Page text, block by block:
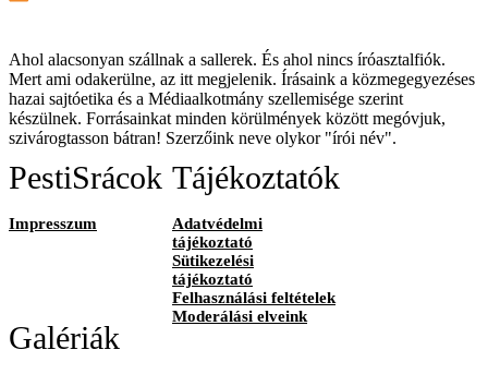
Ahol alacsonyan szállnak a sallerek. És ahol nincs íróasztalfiók.
Mert ami odakerülne, az itt megjelenik. Írásaink a közmegegyezéses
hazai sajtóetika és a Médiaalkotmány szellemisége szerint
készülnek. Forrásainkat minden körülmények között megóvjuk,
szivárogtasson bátran! Szerzőink neve olykor "írói név".
PestiSrácok
Impresszum
Tájékoztatók
Adatvédelmi
tájékoztató
Sütikezelési
tájékoztató
Felhasználási feltételek
Moderálási elveink
Galériák